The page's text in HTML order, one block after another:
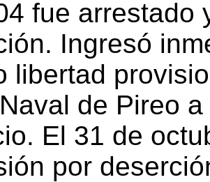
fue arrestado
Ingresó
libertad
de Pireo
El 31 de
por